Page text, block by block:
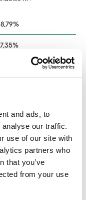
and ads, to
our traffic.
use of our site with
partners who
that you’ve
from your use